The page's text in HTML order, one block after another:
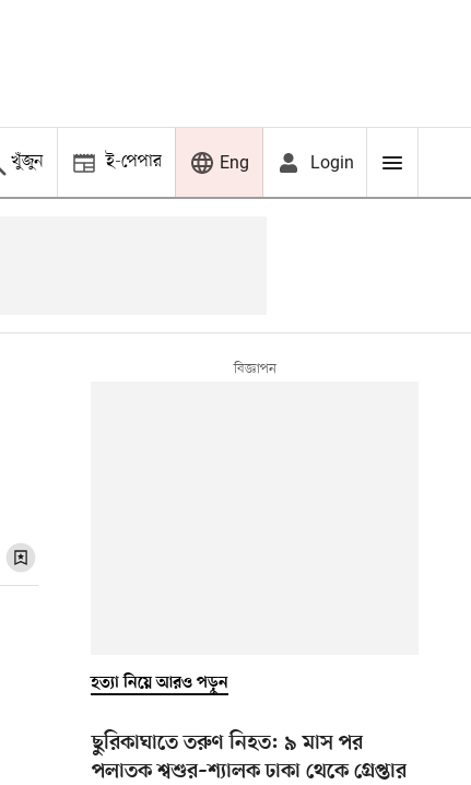
খুঁজুন ই-পেপার Eng Login
হত্যা নিয়ে আরও পড়ুন
ছুরিকাঘাতে তরুণ নিহত: ৯ মাস পর
পলাতক শ্বশুর–শ্যালক ঢাকা থেকে গ্রেপ্তার